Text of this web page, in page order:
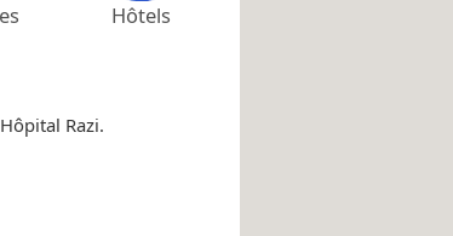
Hôtels
Razi.